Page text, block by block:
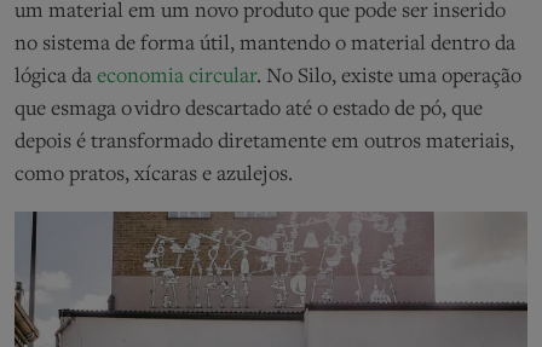
um material em um novo produto que pode ser inserido
no sistema de forma útil, mantendo o material dentro da
lógica da economia circular. No Silo, existe uma operação
que esmaga o vidro descartado até o estado de pó, que
depois é transformado diretamente em outros materiais,
como pratos, xícaras e azulejos.